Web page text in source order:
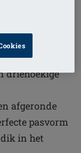
driehoekige
afgeronde
pasvorm
dik in het